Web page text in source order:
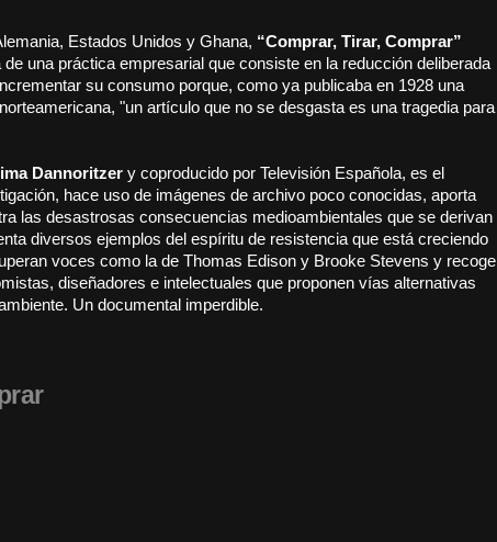
Estados Unidos y Ghana, “Comprar, Tirar, Comprar”
una práctica empresarial que consiste en la reducción deliberada
su consumo porque, como ya publicaba en 1928 una
"un artículo que no se desgasta es una tragedia para
Dannoritzer y coproducido por Televisión Española, es el
hace uso de imágenes de archivo poco conocidas, aporta
las desastrosas consecuencias medioambientales que se derivan
diversos ejemplos del espíritu de resistencia que está creciendo
voces como la de Thomas Edison y Brooke Stevens y recoge
diseñadores e intelectuales que proponen vías alternativas
Un documental imperdible.